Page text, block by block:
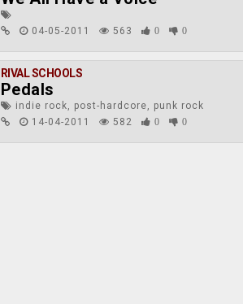
04-05-2011 563 0 0
RIVAL SCHOOLS
Pedals
indie rock, post-hardcore, punk rock
14-04-2011
582 0 0